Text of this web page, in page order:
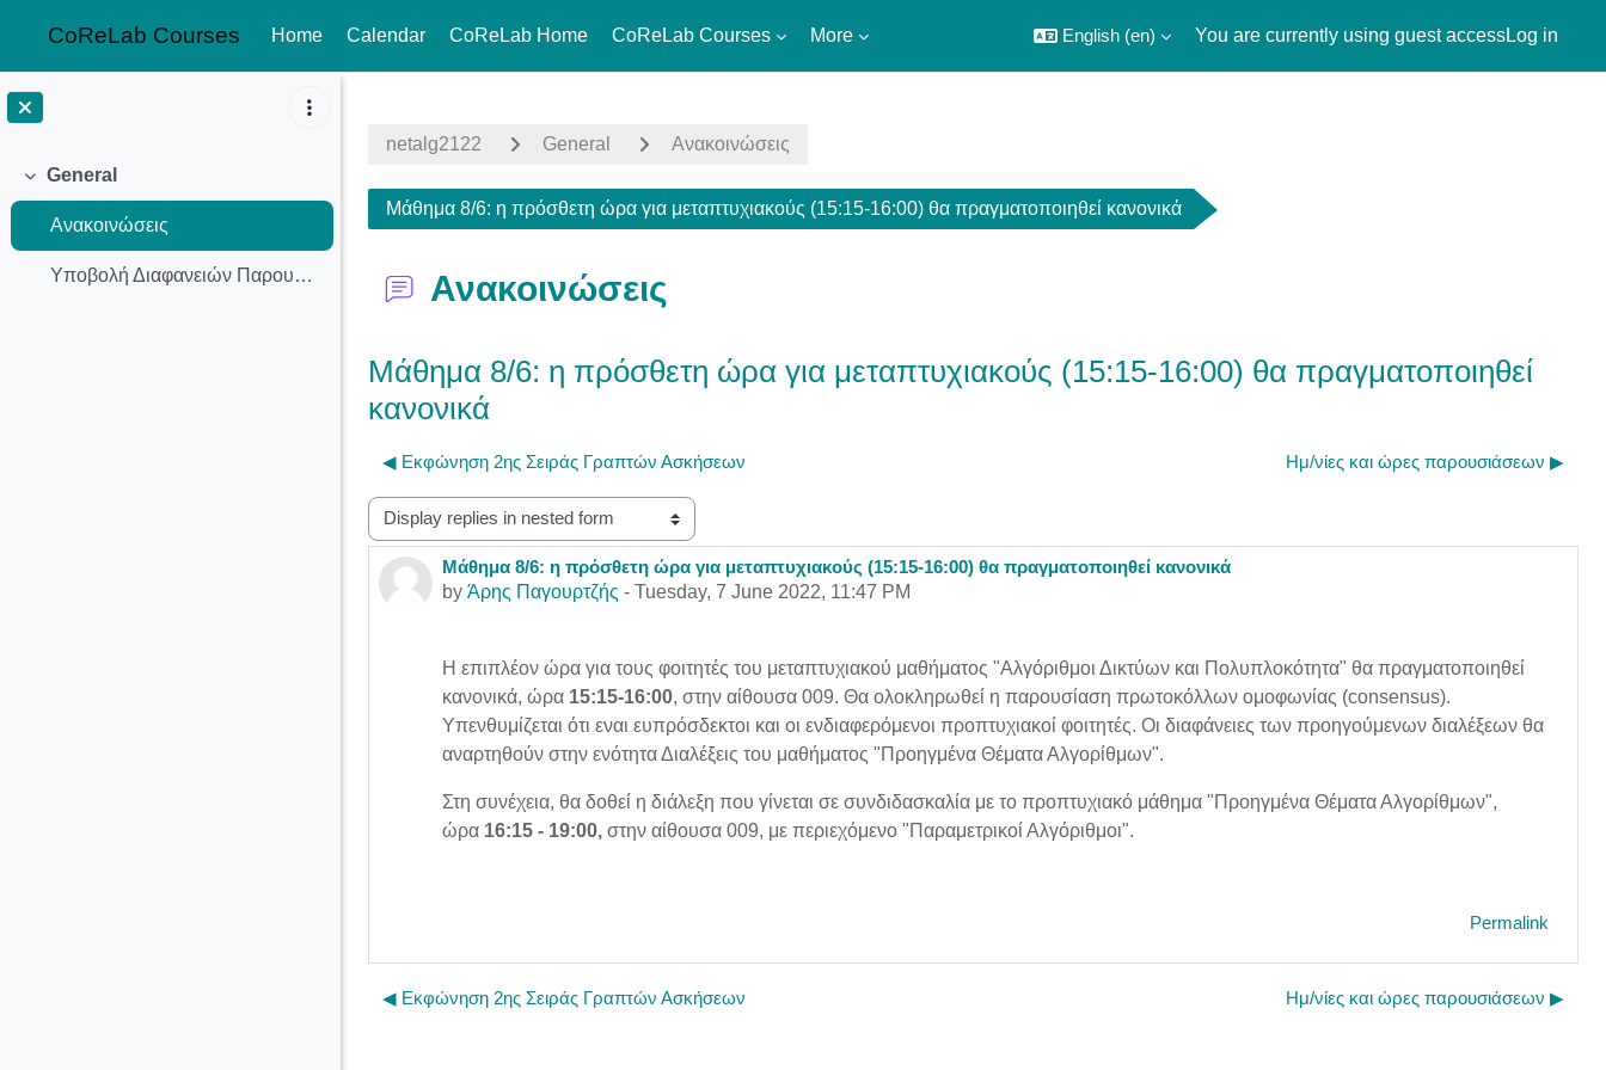
CoReLab Courses Home Calendar CoReLab Home CoReLab Courses More English ‎(en)‎ You are currently using guest accessLog in
Collapse
General
Ανακοινώσεις
Υποβολή Διαφανειών Παρουσιάσεων
netalg2122 General Ανακοινώσεις
Μάθημα 8/6: η πρόσθετη ώρα για μεταπτυχιακούς (15:15-16:00) θα πραγματοποιηθεί κανονικά
Ανακοινώσεις
Μάθημα 8/6: η πρόσθετη ώρα για μεταπτυχιακούς (15:15-16:00) θα πραγματοποιηθεί
κανονικά
◀︎ Εκφώνηση 2ης Σειράς Γραπτών Ασκήσεων Ημ/νίες και ώρες παρουσιάσεων ▶︎
Display mode
Μάθημα 8/6: η πρόσθετη ώρα για μεταπτυχιακούς (15:15-16:00) θα πραγματοποιηθεί κανονικά
by Άρης Παγουρτζής - Tuesday, 7 June 2022, 11:47 PM
Number of replies: 0
Η επιπλέον ώρα για τους φοιτητές του μεταπτυχιακού μαθήματος "Αλγόριθμοι Δικτύων και Πολυπλοκότητα" θα πραγματοποιηθεί
κανονικά, ώρα 15:15-16:00, στην αίθουσα 009. Θα ολοκληρωθεί η παρουσίαση πρωτοκόλλων ομοφωνίας (consensus).
Υπενθυμίζεται ότι εναι ευπρόσδεκτοι και οι ενδιαφερόμενοι προπτυχιακοί φοιτητές. Οι διαφάνειες των προηγούμενων διαλέξεων θα
αναρτηθούν στην ενότητα Διαλέξεις του μαθήματος "Προηγμένα Θέματα Αλγορίθμων".
Στη συνέχεια, θα δοθεί η διάλεξη που γίνεται σε συνδιδασκαλία με το προπτυχιακό μάθημα "Προηγμένα Θέματα Αλγορίθμων",
ώρα 16:15 - 19:00, στην αίθουσα 009, με περιεχόμενο "Παραμετρικοί Αλγόριθμοι".
Permalink
◀︎ Εκφώνηση 2ης Σειράς Γραπτών Ασκήσεων Ημ/νίες και ώρες παρουσιάσεων ▶︎